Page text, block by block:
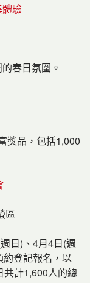
驗
春日氛圍。
獎品，包括1,000
區
日)、4月4日(週
約登記報名，以
共計1,600人的總